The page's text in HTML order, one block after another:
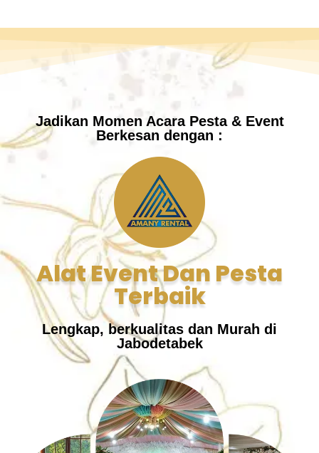
Jadikan Momen Acara Pesta & Event
Berkesan dengan :
Alat Event Dan Pesta
Terbaik
Lengkap, berkualitas dan Murah di
Jabodetabek